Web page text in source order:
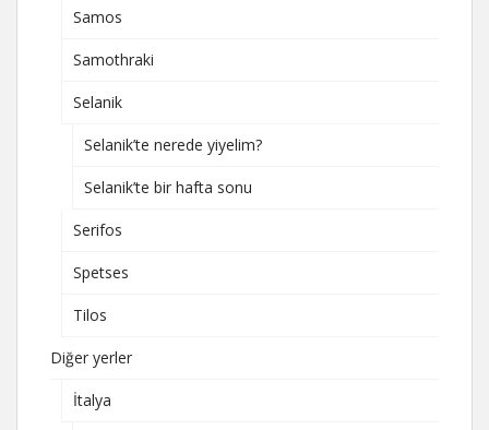
Samos
Samothraki
Selanik
Selanik’te nerede yiyelim?
Selanik’te bir hafta sonu
Serifos
Spetses
Tilos
Diğer yerler
İtalya